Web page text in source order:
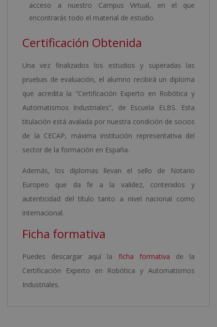
acceso a nuestro Campus Virtual, en el que
encontrarás todo el material de estudio.
Certificación Obtenida
Una vez finalizados los estudios y superadas las
pruebas de evaluación, el alumno recibirá un diploma
que acredita la “Certificación Experto en Robótica y
Automatismos Industriales”, de Escuela ELBS. Esta
titulación está avalada por nuestra condición de socios
de la CECAP, máxima institución representativa del
sector de la formación en España.
Además, los diplomas llevan el sello de Notario
Europeo que da fe a la validez, contenidos y
autenticidad del título tanto a nivel nacional como
internacional.
Ficha formativa
Puedes descargar aquí la ficha formativa de la
Certificación Experto en Robótica y Automatismos
Industriales.